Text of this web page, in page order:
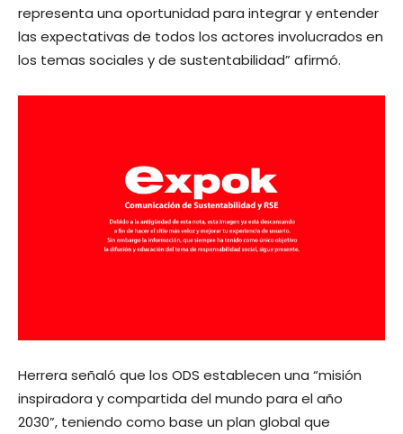
representa una oportunidad para integrar y entender
las expectativas de todos los actores involucrados en
los temas sociales y de sustentabilidad” afirmó.
Herrera señaló que los ODS establecen una “misión
inspiradora y compartida del mundo para el año
2030”, teniendo como base un plan global que